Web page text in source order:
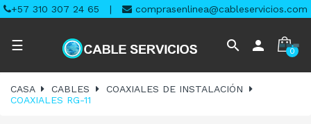
+57 310 307 24 65 | comprasenlinea@cableservicios.com
Navegación
palanca
☰ search person 0
CASA CABLES
COAXIALES DE INSTALACIÓN
COAXIALES RG-11